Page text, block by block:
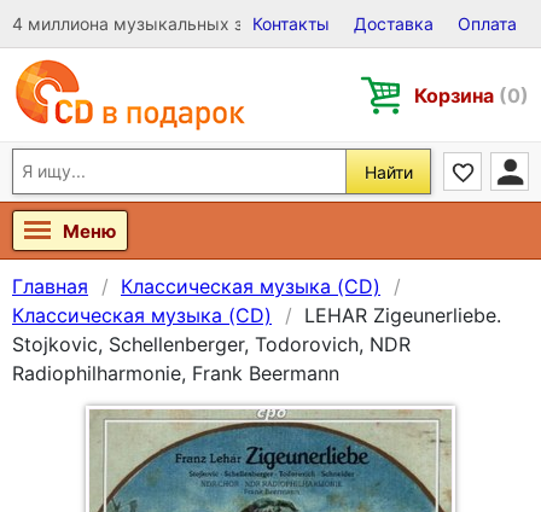
4 миллиона музыкальных записей на Виниле, CD и DVD
Контакты Доставка Оплата
Корзина (0)
Найти
Меню
Главная
Классическая музыка (CD)
Классическая музыка (CD)
LEHAR Zigeunerliebe.
Stojkovic, Schellenberger, Todorovich, NDR
Radiophilharmonie, Frank Beermann